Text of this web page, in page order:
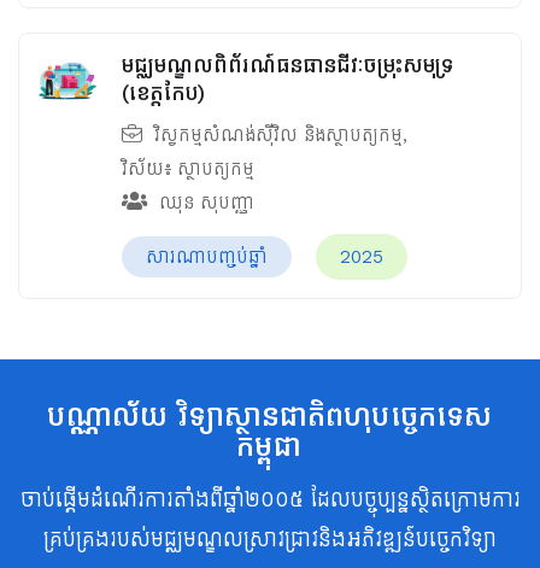
មជ្ឈមណ្ឌលពិព័រណ៍ធនធានជីវៈចម្រុះសមុទ្រ
(ខេត្តកែប)
វិស្វកម្មសំណង់ស៊ីវិល និងស្ថាបត្យកម្ម,
វិស័យ៖ ស្ថាបត្យកម្ម
ឈុន សុបញ្ញា
សារណាបញ្ចប់ឆ្នាំ 2025
បណ្ណាល័យ វិទ្យាស្ថានជាតិពហុបច្ចេកទេស
កម្ពុជា
ចាប់ផ្តើមដំណើរការតាំងពីឆ្នាំ២០០៥ ដែលបច្ចុប្បន្នស្ថិតក្រោមការ
គ្រប់គ្រងរបស់មជ្ឈមណ្ឌលស្រាវជ្រាវនិងអភិវឌ្ឍន៍បច្ចេកវិទ្យា